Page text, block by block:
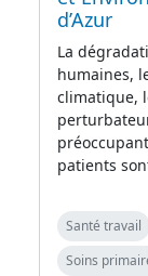
d’Azur
La
humaines,
climatique,
patients
Santé travail
Soins